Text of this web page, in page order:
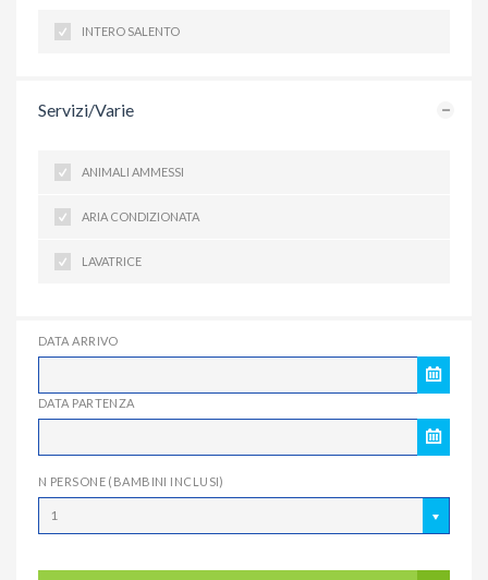
INTERO SALENTO
Servizi/Varie
ANIMALI AMMESSI
ARIA CONDIZIONATA
LAVATRICE
DATA ARRIVO
DATA PARTENZA
N PERSONE (BAMBINI INCLUSI)
1